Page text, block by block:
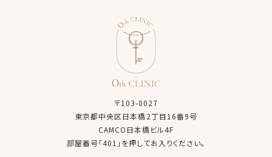
〒103-0027
東京都中央区日本橋2丁目16番9号
CAMCO日本橋ビル4F
部屋番号「401」を押してお入りください。